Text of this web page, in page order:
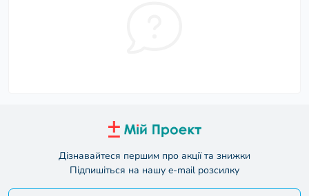
Дізнавайтеся першим про акції та знижки
Підпишіться на нашу e-mail розсилку